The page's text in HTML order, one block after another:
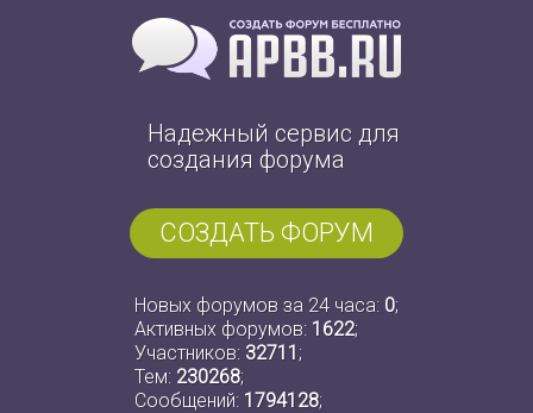
Надежный сервис для
создания форума
СОЗДАТЬ ФОРУМ
Новых форумов за 24 часа: 0;
Активных форумов: 1622;
Участников: 32711 ;
Тем: 230268;
Сообщений: 1794128;